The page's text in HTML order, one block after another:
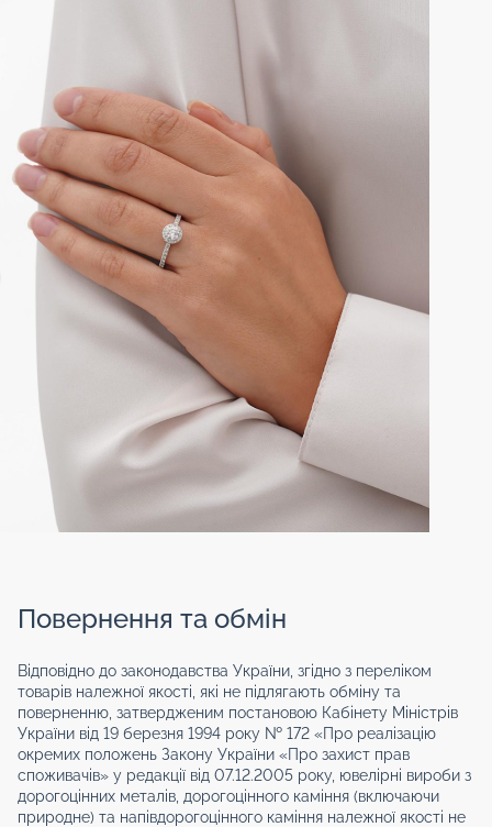
Повернення та обмін
Відповідно до законодавства України, згідно з переліком
товарів належної якості, які не підлягають обміну та
поверненню, затвердженим постановою Кабінету Міністрів
України від 19 березня 1994 року № 172 «Про реалізацію
окремих положень Закону України «Про захист прав
споживачів» у редакції від 07.12.2005 року, ювелірні вироби з
дорогоцінних металів, дорогоцінного каміння (включаючи
природне) та напівдорогоцінного каміння належної якості не